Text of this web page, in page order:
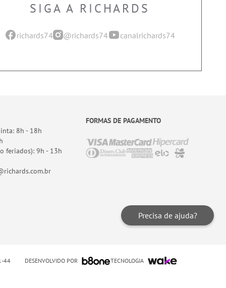
SIGA A RICHARDS
richards74 @richards74 canalrichards74
Precisa de ajuda?
8h - 18h
feriados): 9h - 13h
FORMAS DE PAGAMENTO
44 DESENVOLVIDO POR TECNOLOGIA